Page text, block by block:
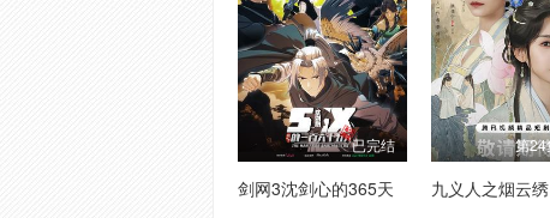
已完结
剑网3沈剑心的365天
第24
九义人之烟云绣